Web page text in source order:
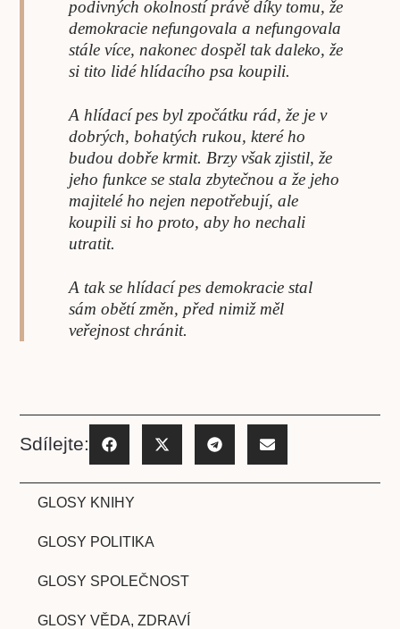
podivných okolností právě díky tomu, že
demokracie nefungovala a nefungovala
stále více, nakonec dospěl tak daleko, že
si tito lidé hlídacího psa koupili.
A hlídací pes byl zpočátku rád, že je v
dobrých, bohatých rukou, které ho
budou dobře krmit. Brzy však zjistil, že
jeho funkce se stala zbytečnou a že jeho
majitelé ho nejen nepotřebují, ale
koupili si ho proto, aby ho nechali
utratit.
A tak se hlídací pes demokracie stal
sám obětí změn, před nimiž měl
veřejnost chránit.
Sdílejte:
GLOSY KNIHY
GLOSY POLITIKA
GLOSY SPOLEČNOST
GLOSY VĚDA, ZDRAVÍ